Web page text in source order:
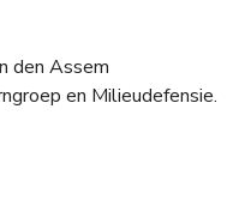
den Assem
en Milieudefensie.